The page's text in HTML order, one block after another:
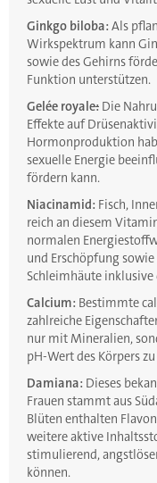
Ginkgo biloba: Als
Wirkspektrum kann
sowie des Gehirns
Funktion unterstützen.
Gelée royale: Die
Effekte auf
Hormonproduktion
sexuelle Energie
fördern kann.
Niacinamid: Fisch,
reich an diesem
normalen
und Erschöpfung
Schleimhäute inklusive
Calcium: Bestimmte
zahlreiche
nur mit Mineralien,
pH-Wert des Körpers
Damiana: Dieses
Frauen stammt aus
Blüten enthalten
weitere aktive
stimulierend,
können.